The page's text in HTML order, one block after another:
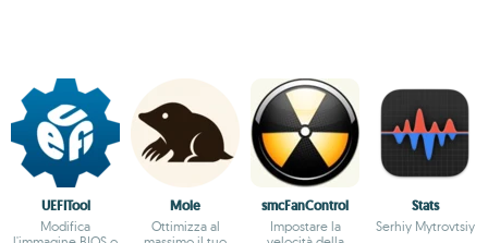
UEFITool
Modifica
Mole
Ottimizza al
smcFanControl
Impostare la
Stats
Serhiy Mytrovtsiy